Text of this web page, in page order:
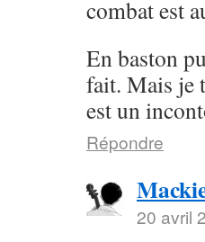
combat est
En baston
fait. Mais je
est un
Répondre
20 avril